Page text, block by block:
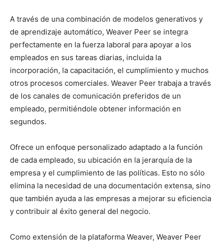
A través de una combinación de modelos generativos y
de aprendizaje automático, Weaver Peer se integra
perfectamente en la fuerza laboral para apoyar a los
empleados en sus tareas diarias, incluida la
incorporación, la capacitación, el cumplimiento y muchos
otros procesos comerciales. Weaver Peer trabaja a través
de los canales de comunicación preferidos de un
empleado, permitiéndole obtener información en
segundos.
Ofrece un enfoque personalizado adaptado a la función
de cada empleado, su ubicación en la jerarquía de la
empresa y el cumplimiento de las políticas. Esto no sólo
elimina la necesidad de una documentación extensa, sino
que también ayuda a las empresas a mejorar su eficiencia
y contribuir al éxito general del negocio.
Como extensión de la plataforma Weaver, Weaver Peer